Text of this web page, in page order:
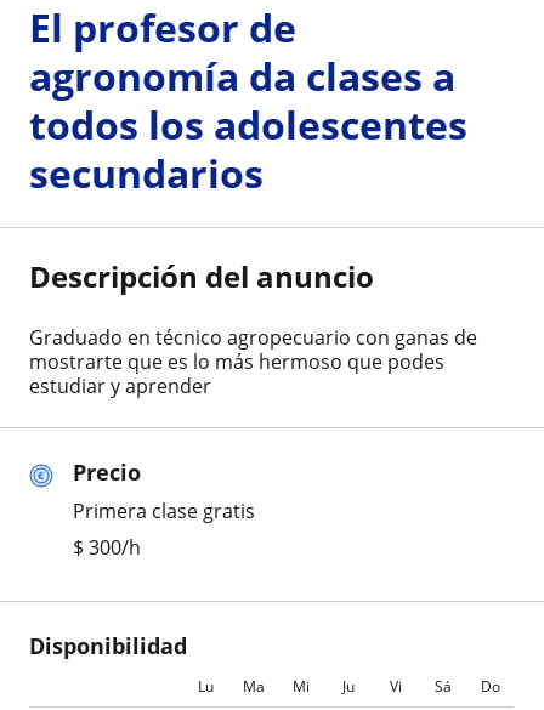
Precio
Primera clase gratis
$ 300/h
Disponibilidad
Lu Ma Mi Ju Vi Sá Do
El profesor de
agronomía da clases a
todos los adolescentes
secundarios
Descripción del anuncio
Graduado en técnico agropecuario con ganas de
mostrarte que es lo más hermoso que podes
estudiar y aprender